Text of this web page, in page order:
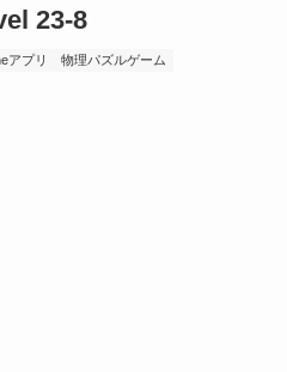
23-8
アプリ 物理パズルゲーム